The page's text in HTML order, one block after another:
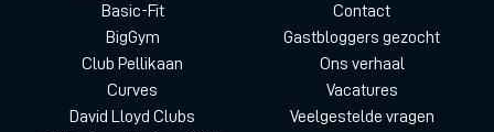
Basic-Fit
BigGym
Club Pellikaan
Curves
David Lloyd Clubs
Contact
Gastbloggers gezocht
Ons verhaal
Vacatures
Veelgestelde vragen